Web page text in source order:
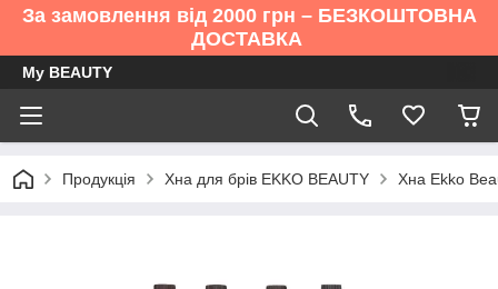
За замовлення від 2000 грн – БЕЗКОШТОВНА
ДОСТАВКА
My BEAUTY
Продукція Хна для брів EKKO BEAUTY Хна Ekko